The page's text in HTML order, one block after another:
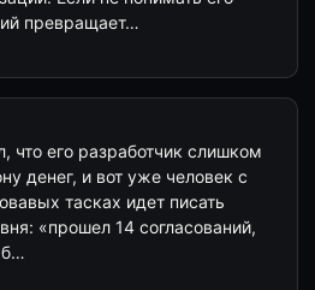
превращает…
что его разработчик слишком
денег, и вот уже человек с
тасках идет писать
«прошел 14 согласований,
б…